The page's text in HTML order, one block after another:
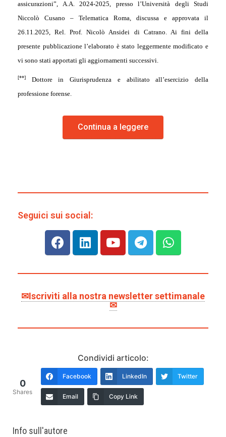
assicurazioni”, A.A. 2024-2025, presso l’Università degli Studi
Niccolò Cusano – Telematica Roma, discussa e approvata il
26.11.2025, Rel. Prof. Nicolò Ansidei di Catrano. Ai fini della
presente pubblicazione l’elaborato è stato leggermente modificato e
vi sono stati apportati gli aggiornamenti successivi.
[**]
Dottore in Giurisprudenza e abilitato all’esercizio della
professione forense.
Continua a leggere
Seguici sui social:
✉Iscriviti alla nostra newsletter settimanale
✉
Condividi articolo:
0
Shares
Facebook LinkedIn Twitter
Email Copy Link
Info sull'autore